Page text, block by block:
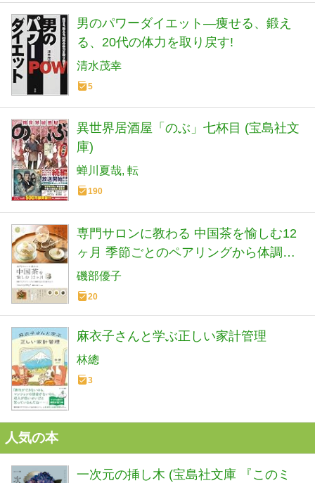
男のパワーダイエット―痩せる、鍛え
る、20代の体力を取り戻す!
清水茂幸
5
異世界居酒屋「のぶ」七杯目 (宝島社文
庫)
蝉川夏哉 転
190
専門サロンに教わる 中国茶を愉しむ12
ヶ月 季節ごとのペアリングから体調に
合わせた選び方まで (コツがわかる本!)
磯部優子
20
麻衣子さんと学ぶ正しい家計管理
林總
3
人気の本
一次元の挿し木 (宝島社文庫 『このミ